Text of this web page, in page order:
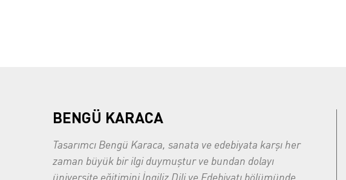
BENGÜ KARACA
Tasarımcı Bengü Karaca, sanata ve edebiyata karşı her
zaman büyük bir ilgi duymuştur ve bundan dolayı
üniversite eğitimini İngiliz Dili ve Edebiyatı bölümünde